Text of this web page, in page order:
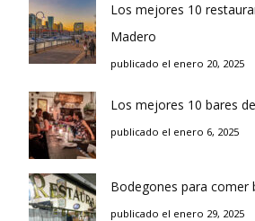
Los mejores 10
Madero
publicado el enero 20, 2025
Los mejores 10 bares
publicado el enero 6, 2025
Bodegones para comer
publicado el enero 29, 2025